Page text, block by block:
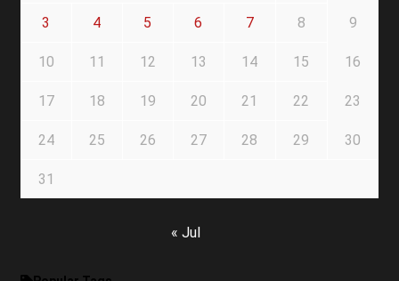
3 4 5 6 7 8 9
10 11 12 13 14 15 16
17 18 19 20 21 22 23
24 25 26 27 28 29 30
31
« Jul